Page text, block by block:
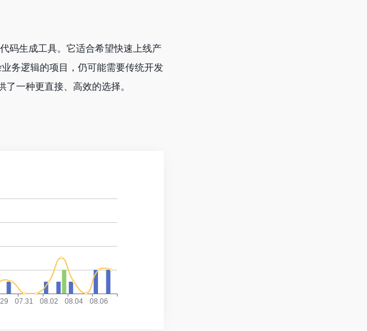
码生成工具。它适合希望快速上线产
务逻辑的项目，仍可能需要传统开发
一种更直接、高效的选择。